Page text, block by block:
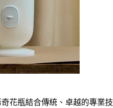
花瓶結合傳統、卓越的專業技